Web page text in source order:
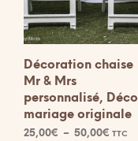
Décoration chaise
Mr & Mrs
personnalisé, Déco
mariage originale
25,00€ – 50,00€ Plage
TTC